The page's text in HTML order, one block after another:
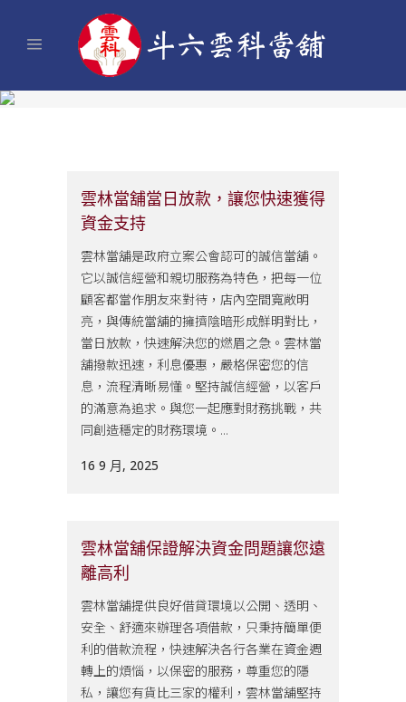
雲林當舖當日放款，讓您快速獲得
資金支持
雲林當舖是政府立案公會認可的誠信當舖。
它以誠信經營和親切服務為特色，把每一位
顧客都當作朋友來對待，店內空間寬敞明
亮，與傳統當舖的擁擠陰暗形成鮮明對比，
當日放款，快速解決您的燃眉之急。雲林當
舖撥款迅速，利息優惠，嚴格保密您的信
息，流程清晰易懂。堅持誠信經營，以客戶
的滿意為追求。與您一起應對財務挑戰，共
同創造穩定的財務環境。...
16 9 月, 2025
雲林當舖保證解決資金問題讓您遠
離高利
雲林當舖提供良好借貸環境以公開、透明、
安全、舒適來辦理各項借款，只秉持簡單便
利的借款流程，快速解決各行各業在資金週
轉上的煩惱，以保密的服務，尊重您的隱
私，讓您有貨比三家的權利，雲林當舖堅持